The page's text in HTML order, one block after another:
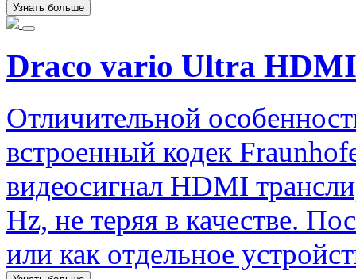
Узнать больше
Draco vario Ultra
Отличительной
встроенный кодек
видеосигнал HDMI
Hz, не теряя в качестве.
или как отдельное